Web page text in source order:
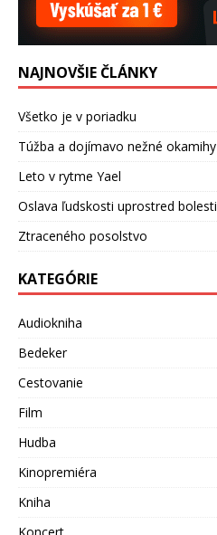
NAJNOVŠIE ČLÁNKY
Všetko je v poriadku
Túžba a dojímavo nežné okamihy
Leto v rytme Yael
Oslava ľudskosti uprostred bolesti
Ztraceného posolstvo
KATEGÓRIE
Audiokniha
Bedeker
Cestovanie
Film
Hudba
Kinopremiéra
Kniha
Koncert